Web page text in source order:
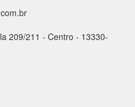
209/211 - Centro - 13330-